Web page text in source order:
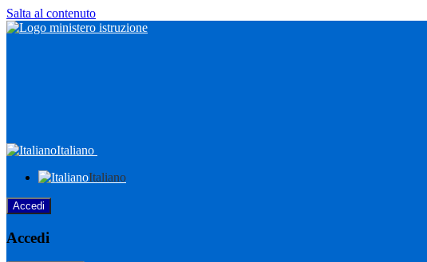
Salta al contenuto
Italiano
Italiano
Accedi
Accedi